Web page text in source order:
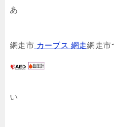
あ
網走市 カーブス 網走網走市
い